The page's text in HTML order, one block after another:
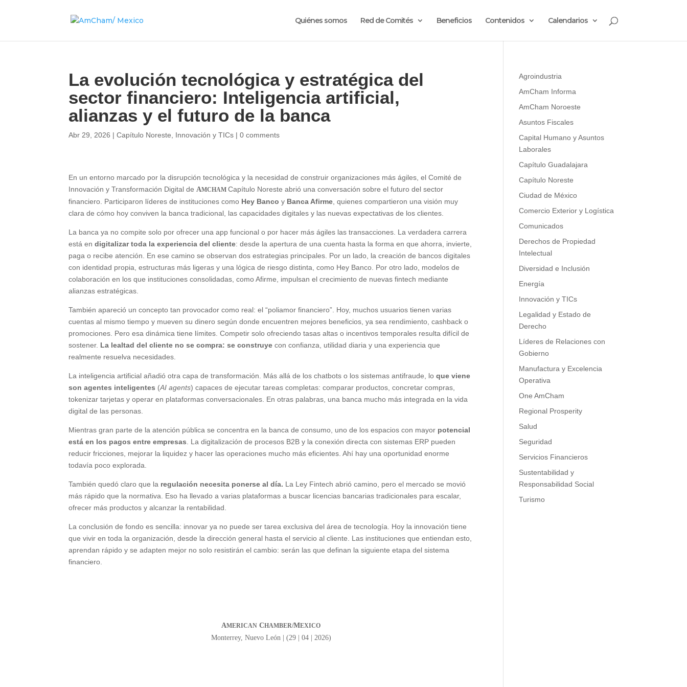
Quiénes somos Red de Comités Beneficios Contenidos Calendarios
La evolución tecnológica y estratégica del
sector financiero: Inteligencia artificial,
alianzas y el futuro de la banca
Abr 29, 2026 |Capítulo Noreste Innovación y TICs |0 comments
En un entorno marcado por la disrupción tecnológica y la necesidad de construir organizaciones más ágiles, el Comité de
Innovación y Transformación Digital de AMCHAMCapítulo Noreste abrió una conversación sobre el futuro del sector
financiero. Participaron líderes de instituciones como Hey Banco y Banca Afirme , quienes compartieron una visión muy
clara de cómo hoy conviven la banca tradicional, las capacidades digitales y las nuevas expectativas de los clientes.
La banca ya no compite solo por ofrecer una app funcional o por hacer más ágiles las transacciones. La verdadera carrera
está endigitalizar toda la experiencia del cliente: desde la apertura de una cuenta hasta la forma en que ahorra, invierte,
paga o recibe atención. En ese camino se observan dos estrategias principales. Por un lado, la creación de bancos digitales
con identidad propia, estructuras más ligeras y una lógica de riesgo distinta, como Hey Banco. Por otro lado, modelos de
colaboración en los que instituciones consolidadas, como Afirme, impulsan el crecimiento de nuevas fintech mediante
alianzas estratégicas.
También apareció un concepto tan provocador como real: el “poliamor financiero”. Hoy, muchos usuarios tienen varias
cuentas al mismo tiempo y mueven su dinero según donde encuentren mejores beneficios, ya sea rendimiento, cashback o
promociones. Pero esa dinámica tiene límites. Competir solo ofreciendo tasas altas o incentivos temporales resulta difícil de
sostener. La lealtad del cliente no se compra: se construye con confianza, utilidad diaria y una experiencia que
realmente resuelva necesidades.
La inteligencia artificial añadió otra capa de transformación. Más allá de los chatbots o los sistemas antifraude, loque viene
son agentes inteligentes (AI agents) capaces de ejecutar tareas completas: comparar productos, concretar compras,
tokenizar tarjetas y operar en plataformas conversacionales. En otras palabras, una banca mucho más integrada en la vida
digital de las personas.
Mientras gran parte de la atención pública se concentra en la banca de consumo, uno de los espacios con mayor potencial
está en los pagos entre empresas . La digitalización de procesos B2B y la conexión directa con sistemas ERP pueden
reducir fricciones, mejorar la liquidez y hacer las operaciones mucho más eficientes. Ahí hay una oportunidad enorme
todavía poco explorada.
También quedó claro que la regulación necesita ponerse al día. La Ley Fintech abrió camino, pero el mercado se movió
más rápido que la normativa. Eso ha llevado a varias plataformas a buscar licencias bancarias tradicionales para escalar,
ofrecer más productos y alcanzar la rentabilidad.
La conclusión de fondo es sencilla: innovar ya no puede ser tarea exclusiva del área de tecnología. Hoy la innovación tiene
que vivir en toda la organización, desde la dirección general hasta el servicio al cliente. Las instituciones que entiendan esto,
aprendan rápido y se adapten mejor no solo resistirán el cambio: serán las que definan la siguiente etapa del sistema
financiero.
AMERICAN CHAMBER/MEXICO
Monterrey, Nuevo León | (29 | 04 | 2026)
Agroindustria
AmCham Informa
AmCham Noroeste
Asuntos Fiscales
Capital Humano y Asuntos
Laborales
Capítulo Guadalajara
Capítulo Noreste
Ciudad de México
Comercio Exterior y Logística
Comunicados
Derechos de Propiedad
Intelectual
Diversidad e Inclusión
Energía
Innovación y TICs
Legalidad y Estado de
Derecho
Líderes de Relaciones con
Gobierno
Manufactura y Excelencia
Operativa
One AmCham
Regional Prosperity
Salud
Seguridad
Servicios Financieros
Sustentabilidad y
Responsabilidad Social
Turismo